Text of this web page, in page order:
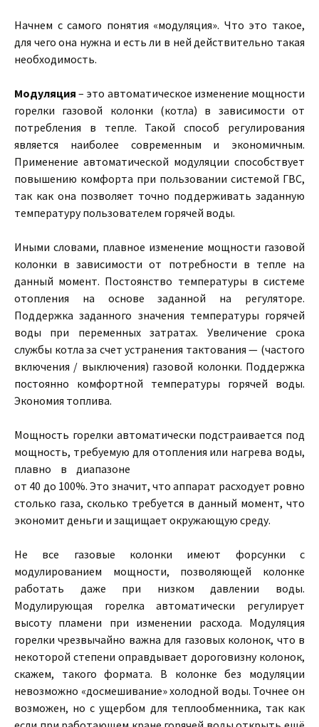
Начнем с самого понятия «модуляция». Что это такое,
для чего она нужна и есть ли в ней действительно такая
необходимость.
Модуляция – это автоматическое изменение мощности
горелки газовой колонки (котла) в зависимости от
потребления в тепле. Такой способ регулирования
является наиболее современным и экономичным.
Применение автоматической модуляции способствует
повышению комфорта при пользовании системой ГВС,
так как она позволяет точно поддерживать заданную
температуру пользователем горячей воды.
Иными словами, плавное изменение мощности газовой
колонки в зависимости от потребности в тепле на
данный момент. Постоянство температуры в системе
отопления на основе заданной на регуляторе.
Поддержка заданного значения температуры горячей
воды при переменных затратах. Увеличение срока
службы котла за счет устранения тактования — (частого
включения / выключения) газовой колонки. Поддержка
постоянно комфортной температуры горячей воды.
Экономия топлива.
Мощность горелки автоматически подстраивается под
мощность, требуемую для отопления или нагрева воды,
плавно в диапазоне
от 40 до 100%. Это значит, что аппарат расходует ровно
столько газа, сколько требуется в данный момент, что
экономит деньги и защищает окружающую среду.
Не все газовые колонки имеют форсунки с
модулированием мощности, позволяющей колонке
работать даже при низком давлении воды.
Модулирующая горелка автоматически регулирует
высоту пламени при изменении расхода. Модуляция
горелки чрезвычайно важна для газовых колонок, что в
некоторой степени оправдывает дороговизну колонок,
скажем, такого формата. В колонке без модуляции
невозможно «досмешивание» холодной воды. Точнее он
возможен, но с ущербом для теплообменника, так как